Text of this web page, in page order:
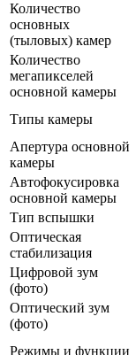
Количество
основных
(тыловых) камер
Количество
мегапикселей
основной камеры
Типы камеры
Апертура основной
камеры
Автофокусировка
основной камеры
Тип вспышки
Оптическая
стабилизация
Цифровой зум
(фото)
Оптический зум
(фото)
Режимы и функции